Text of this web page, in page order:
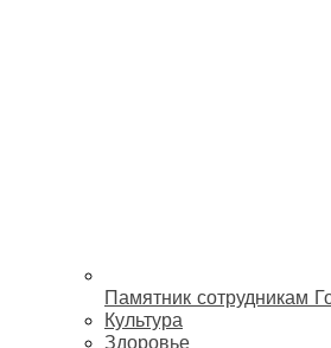
Памятник сотрудникам
Культура
Здоровье